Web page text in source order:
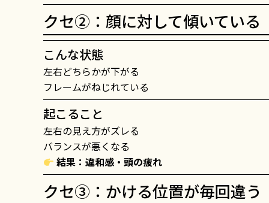
クセ②：顔に対して傾いている
こんな状態
左右どちらかが下がる
フレームがねじれている
起こること
左右の見え方がズレる
バランスが悪くなる
結果：違和感・頭の疲れ
クセ③：かける位置が毎回違う